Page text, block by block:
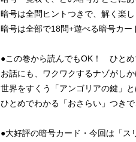
暗号は全問ヒントつきで、解く楽し
暗号は全部で18問+遊べる暗号カー
●この巻から読んでもOK！ ひと
お話にも、ワクワクするナゾがし
世界をすくう「アンゴリアの鍵」
ひとめでわかる「おさらい」つき
●大好評の暗号カード・今回は「ス